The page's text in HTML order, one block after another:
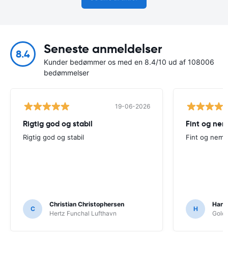
8.4 Seneste anmeldelser
Kunder bedømmer os med en 8.4/10 ud af 108006
bedømmelser
19-06-2026
Rigtig god og stabil
Rigtig god og stabil
C
Christian Christophersen
Hertz Funchal Lufthavn
Fint og
Fint og nemt
H